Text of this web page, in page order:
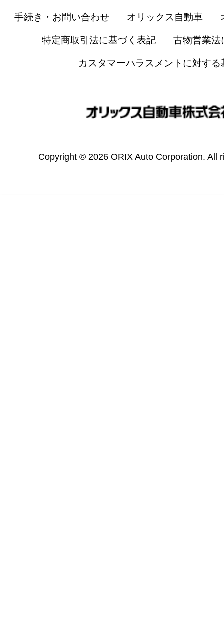
手続き・お問い合わせ オリックス自動車
特定商取引法に基づく表記 古物営業法
カスタマーハラスメントに対する
Copyright © 2026 ORIX Auto Corporation. All